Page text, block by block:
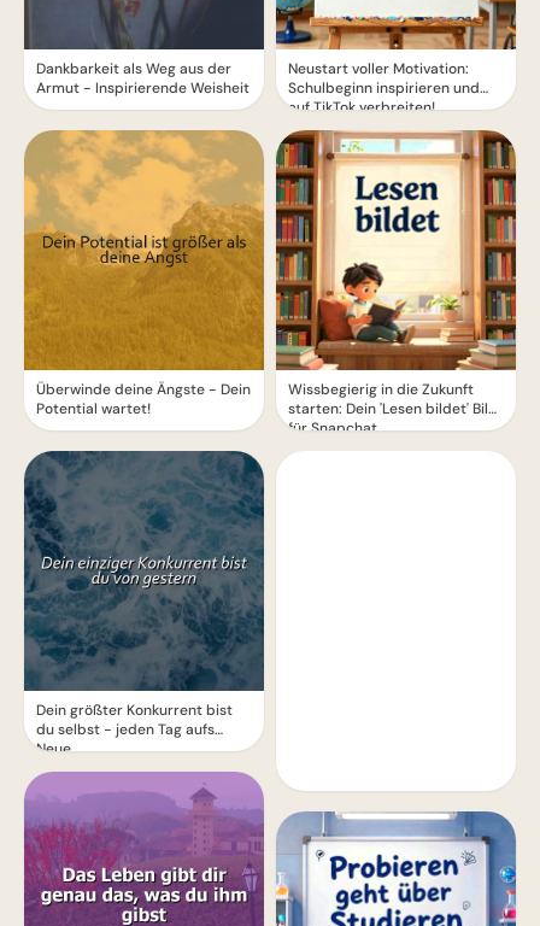
Dankbarkeit als Weg aus der
Armut - Inspirierende Weisheit
Überwinde deine Ängste - Dein
Potential wartet!
Dein größter Konkurrent bist
du selbst - jeden Tag aufs
Neue
Neustart voller Motivation:
Schulbeginn inspirieren und
auf TikTok verbreiten!
Wissbegierig in die Zukunft
starten: Dein 'Lesen bildet' Bild
für Snapchat